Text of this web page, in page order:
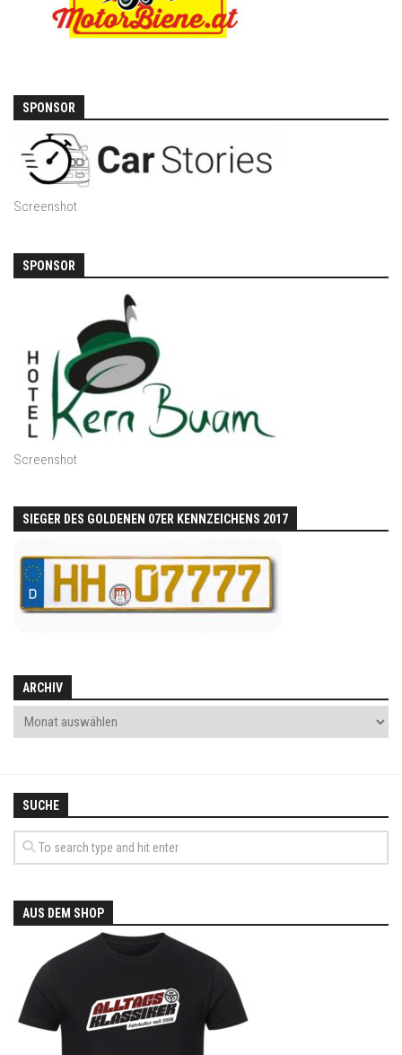
SPONSOR
Screenshot
SPONSOR
Screenshot
SIEGER DES GOLDENEN 07ER KENNZEICHENS 2017
ARCHIV
SUCHE
AUS DEM SHOP